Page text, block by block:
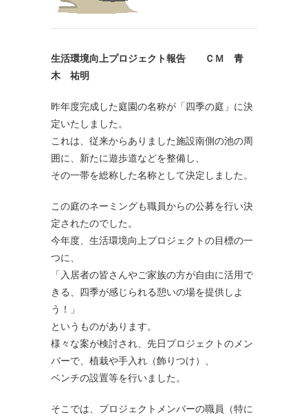
生活環境向上プロジェクト報告 ＣＭ 青
木 祐明
昨年度完成した庭園の名称が「四季の庭」に決
定いたしました。
これは、従来からありました施設南側の池の周
囲に、新たに遊歩道などを整備し、
その一帯を総称した名称として決定しました。
この庭のネーミングも職員からの公募を行い決
定されたのでした。
今年度、生活環境向上プロジェクトの目標の一
つに、
「入居者の皆さんやご家族の方が自由に活用で
きる、四季が感じられる憩いの場を提供しよ
う！」
というものがあります。
様々な案が検討され、先日プロジェクトのメン
バーで、植栽や手入れ（飾りつけ）、
ベンチの設置等を行いました。
そこでは、プロジェクトメンバーの職員（特に